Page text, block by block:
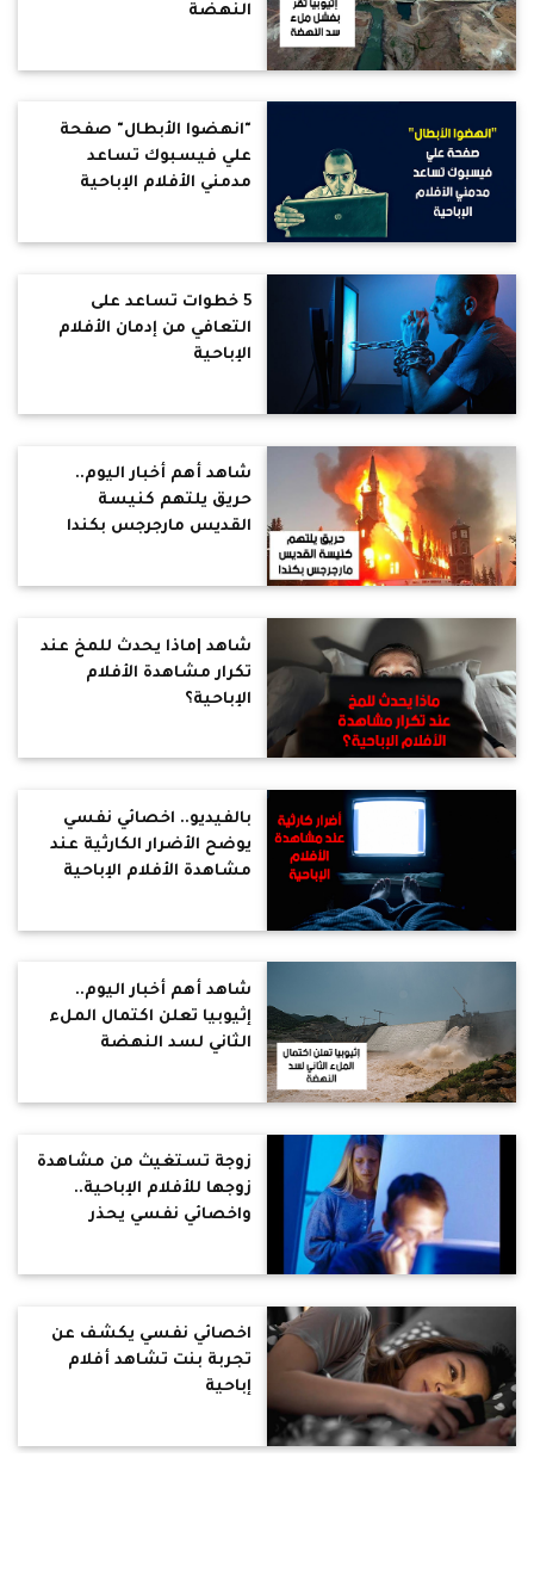
النهضة
"انهضوا الأبطال" صفحة
علي فيسبوك تساعد
مدمني الأفلام الإباحية
5 خطوات تساعد على
التعافي من إدمان الأفلام
الإباحية
شاهد أهم أخبار اليوم..
حريق يلتهم كنيسة
القديس مارجرجس بكندا
شاهد |ماذا يحدث للمخ عند
تكرار مشاهدة الأفلام
الإباحية؟
بالفيديو.. اخصائي نفسي
يوضح الأضرار الكارثية عند
مشاهدة الأفلام الإباحية
شاهد أهم أخبار اليوم..
إثيوبيا تعلن اكتمال الملء
الثاني لسد النهضة
زوجة تستغيث من مشاهدة
زوجها للأفلام الإباحية..
واخصائي نفسي يحذر
اخصائي نفسي يكشف عن
تجربة بنت تشاهد أفلام
إباحية